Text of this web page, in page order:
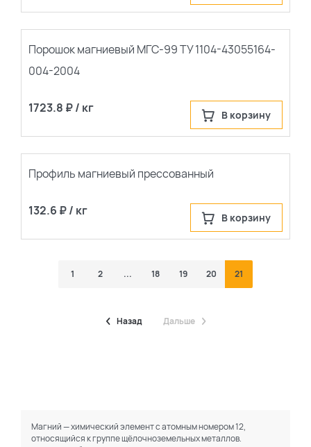
Порошок магниевый МГС-99 ТУ 1104-43055164-
004-2004
1723.8 ₽ / кг В корзину
Профиль магниевый прессованный
132.6 ₽ / кг В корзину
Назад
1 2 ... 18 19 20 21
Дальше
Магний — химический элемент с атомным номером 12,
относящийся к группе щёлочноземельных металлов.